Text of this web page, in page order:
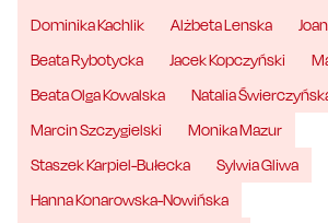
Dominika Kachlik Alżbeta Lenska
Beata Rybotycka
Jacek Kopczyński
Beata Olga Kowalska
Natalia
Marcin Szczygielski
Monika Mazur
Staszek Karpiel-Bułecka
Sylwia Gliwa
Hanna Konarowska-Nowińska